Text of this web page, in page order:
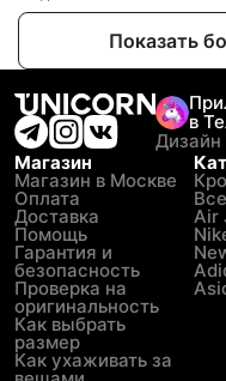
Показать
в
Магазин
Магазин в Москве
Оплата
Доставка
Помощь
Гарантия и
безопасность
Проверка на
оригинальность
Как выбрать
размер
Как ухаживать за
Air